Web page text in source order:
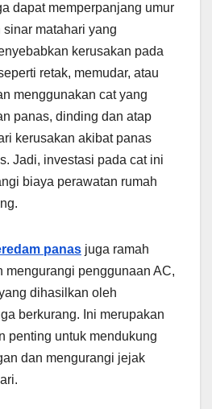
dapat memperpanjang umur
matahari yang
kerusakan pada
retak, memudar, atau
menggunakan cat yang
panas, dinding dan atap
kerusakan akibat panas
Jadi, investasi pada cat ini
biaya perawatan rumah
panas juga ramah
mengurangi penggunaan AC,
dihasilkan oleh
berkurang. Ini merupakan
penting untuk mendukung
dan mengurangi jejak